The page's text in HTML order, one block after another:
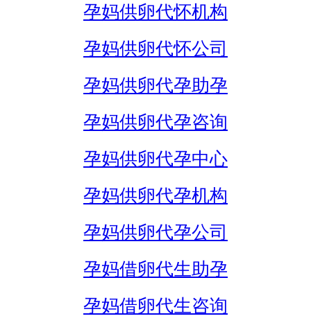
孕妈供卵代怀机构
孕妈供卵代怀公司
孕妈供卵代孕助孕
孕妈供卵代孕咨询
孕妈供卵代孕中心
孕妈供卵代孕机构
孕妈供卵代孕公司
孕妈借卵代生助孕
孕妈借卵代生咨询